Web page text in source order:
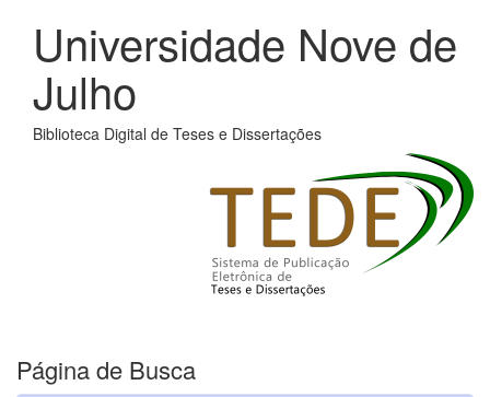
Universidade Nove de
Julho
Biblioteca Digital de Teses e Dissertações
Página de Busca